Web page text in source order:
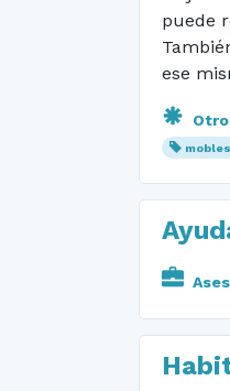
puede
ese
mobles